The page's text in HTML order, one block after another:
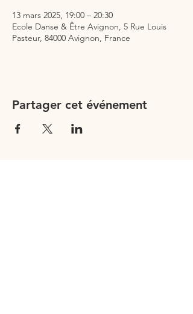
13 mars 2025, 19:00 – 20:30
Ecole Danse & Être Avignon, 5 Rue Louis
Pasteur, 84000 Avignon, France
Partager cet événement